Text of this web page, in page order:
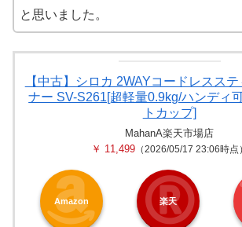
と思いました。
【中古】シロカ 2WAYコードレスス
ナー SV-S261[超軽量0.9kg/ハンディ
トカップ]
MahanA楽天市場店
￥ 11,499（2026/05/17 23:06時点
Amazon 楽天